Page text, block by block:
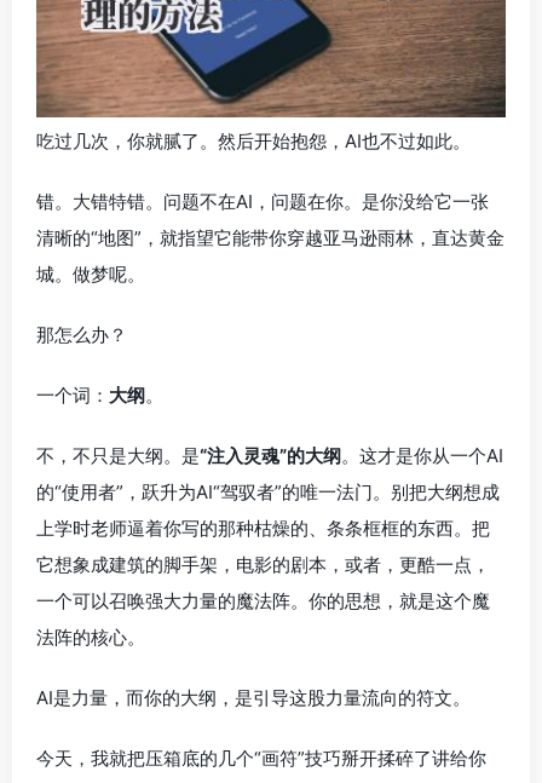
吃过几次，你就腻了。然后开始抱怨，AI也不过如此。
错。大错特错。问题不在AI，问题在你。是你没给它一张
清晰的“地图”，就指望它能带你穿越亚马逊雨林，直达黄金
城。做梦呢。
那怎么办？
一个词： 大纲。
不，不只是大纲。是“注入灵魂”的大纲。这才是你从一个AI
的“使用者”，跃升为AI“驾驭者”的唯一法门。别把大纲想成
上学时老师逼着你写的那种枯燥的、条条框框的东西。把
它想象成建筑的脚手架，电影的剧本，或者，更酷一点，
一个可以召唤强大力量的魔法阵。你的思想，就是这个魔
法阵的核心。
AI是力量，而你的大纲，是引导这股力量流向的符文。
今天，我就把压箱底的几个“画符”技巧掰开揉碎了讲给你